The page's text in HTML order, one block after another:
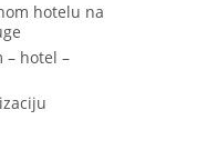
hotelu na
– hotel –